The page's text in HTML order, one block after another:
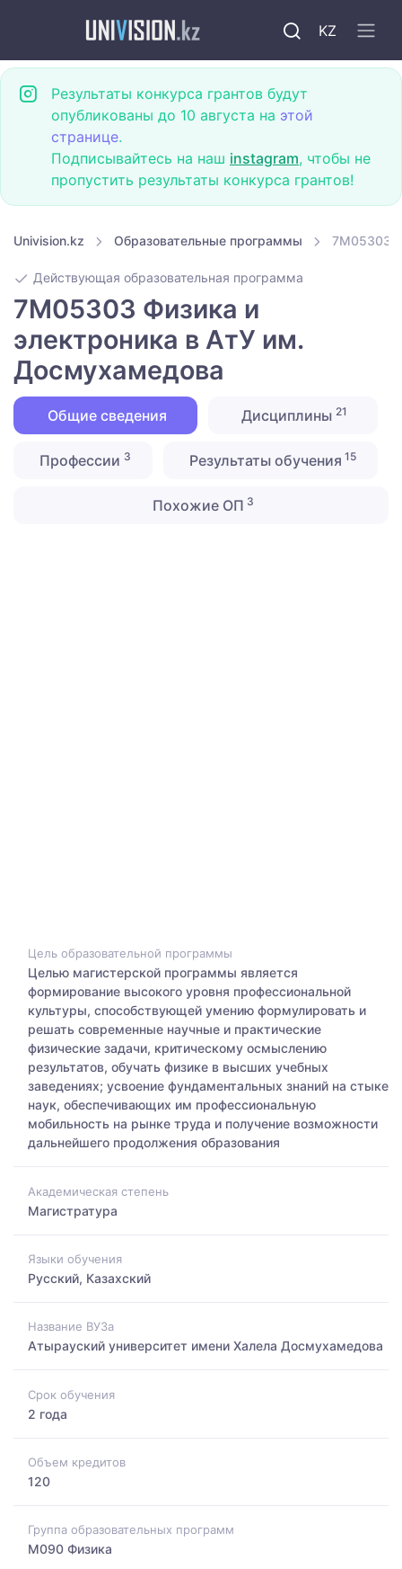
KZ
Результаты конкурса грантов будут
опубликованы до 10 августа на этой
странице.
Подписывайтесь на наш instagram, чтобы не
пропустить результаты конкурса грантов!
Univision.kz Образовательные программы 7M05303
Действующая образовательная программа
7M05303 Физика и
электроника в АтУ им.
Досмухамедова
Общие сведения Дисциплины21
Профессии 3 Результаты обучения 15
Похожие ОП 3
Цель образовательной программы
Целью магистерской программы является
формирование высокого уровня профессиональной
культуры, способствующей умению формулировать и
решать современные научные и практические
физические задачи, критическому осмыслению
результатов, обучать физике в высших учебных
заведениях; усвоение фундаментальных знаний на стыке
наук, обеспечивающих им профессиональную
мобильность на рынке труда и получение возможности
дальнейшего продолжения образования
Академическая степень
Магистратура
Языки обучения
Русский, Казахский
Название ВУЗа
Атырауский университет имени Халела Досмухамедова
Срок обучения
2 года
Объем кредитов
120
Группа образовательных программ
M090 Физика